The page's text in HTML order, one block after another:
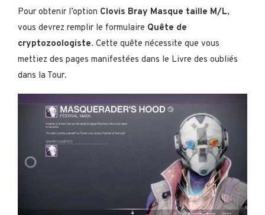
Pour obtenir l’option Clovis Bray Masque taille M/L,
vous devrez remplir le formulaire Quête de
cryptozoologiste. Cette quête nécessite que vous
mettiez des pages manifestées dans le Livre des oubliés
dans la Tour.